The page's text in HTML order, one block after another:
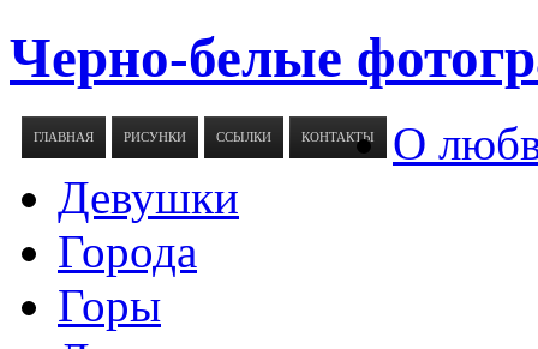
Черно-белые
ГЛАВНАЯ РИСУНКИ ССЫЛКИ КОНТАКТЫ
О
Девушки
Города
Горы